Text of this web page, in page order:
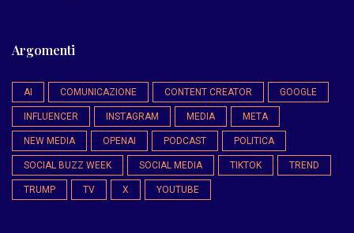
Argomenti
AI COMUNICAZIONE CONTENT CREATOR GOOGLE
INFLUENCER INSTAGRAM MEDIA META
NEW MEDIA OPENAI PODCAST POLITICA
SOCIAL BUZZ WEEK SOCIAL MEDIA TIKTOK TREND
TRUMP TV X YOUTUBE